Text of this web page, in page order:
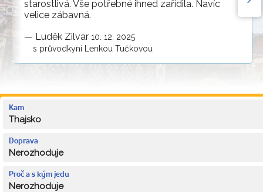
starostlivá. Vše potřebné ihned zařídila. Navíc
velice zábavná.
— Luděk Zilvar 10. 12. 2025
s průvodkyní Lenkou Tučkovou
Kam
Thajsko
Doprava
Nerozhoduje
Proč a s kým jedu
Nerozhoduje